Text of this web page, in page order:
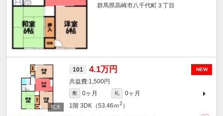
群馬県高崎市八千代町３丁目
NEW
101 4.1万円
1,500円
敷 0ヶ月 礼
0ヶ月
1階 3DK（53.46ｍ2 ）